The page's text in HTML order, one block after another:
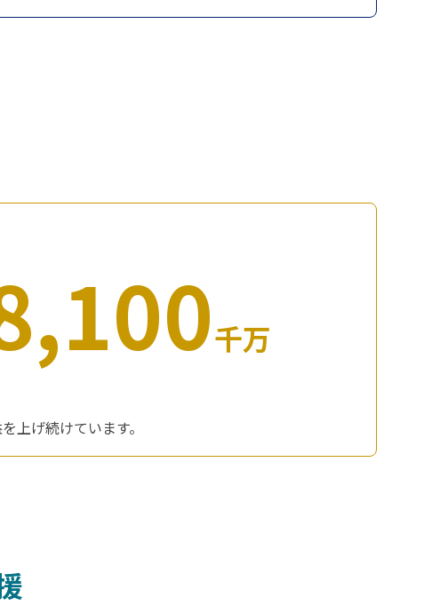
千万
上げ続けています。